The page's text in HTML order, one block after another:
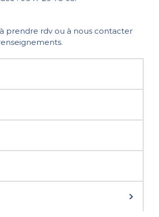
à prendre rdv ou à nous contacter